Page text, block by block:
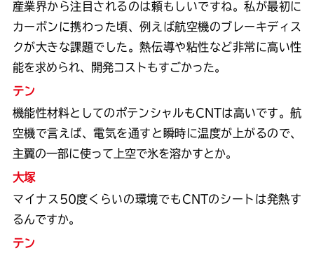
産業界から注目されるのは頼もしいですね。私が最初に
カーボンに携わった頃、例えば航空機のブレーキディス
クが大きな課題でした。熱伝導や粘性など非常に高い性
能を求められ、開発コストもすごかった。
テン
機能性材料としてのポテンシャルもCNTは高いです。航
空機で言えば、電気を通すと瞬時に温度が上がるので、
主翼の一部に使って上空で氷を溶かすとか。
大塚
マイナス50度くらいの環境でもCNTのシートは発熱す
るんですか。
テン